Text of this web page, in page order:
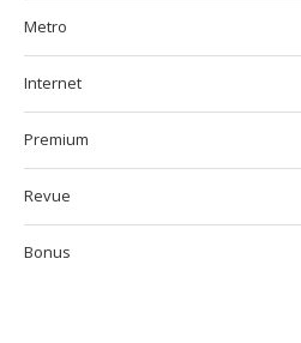
Metro
Internet
Premium
Revue
Bonus